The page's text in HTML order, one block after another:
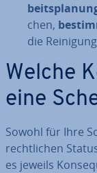
chen,
die
Welche
eine
Sowohl für Ihre
recht­li­chen
es jeweils